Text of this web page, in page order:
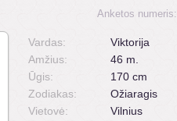
Anketos numeris:
Vardas:
Viktorija
Amžius:
46 m.
Ūgis:
170 cm
Zodiakas:
Ožiaragis
Vietovė:
Vilnius